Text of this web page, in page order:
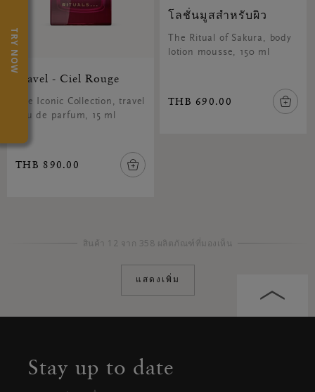
โลชั่นมูสสำหรับผิว
The Ritual of Sakura, body
lotion mousse, 150 ml
THB 690.00
Travel - Ciel Rouge
The Iconic Collection, travel
eau de parfum, 15 ml
THB 890.00
สินค้า 12 จาก 358 ผลิตภัณฑ์ที่มองเห็น
แสดงเพิ่ม
TRY NOW
Stay up to date